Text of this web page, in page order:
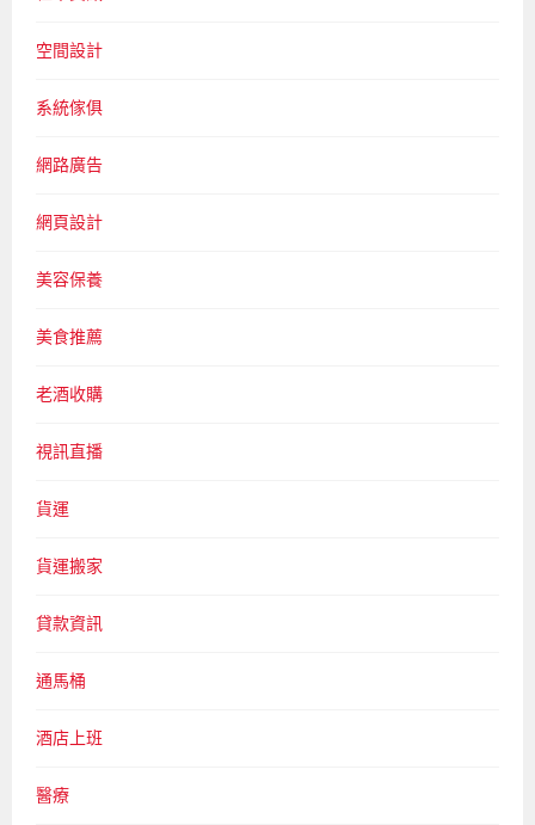
空間設計
系統傢俱
網路廣告
網頁設計
美容保養
美食推薦
老酒收購
視訊直播
貨運
貨運搬家
貸款資訊
通馬桶
酒店上班
醫療